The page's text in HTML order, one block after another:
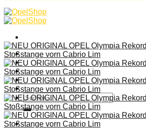
Home
Shop
Teileanfrage
Teileliste
Suchen
nach:
Anmelden